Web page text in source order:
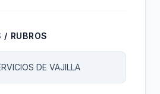
/ RUBROS
DE VAJILLA